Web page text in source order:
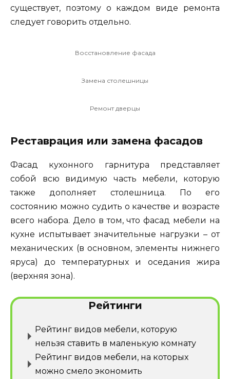
существует, поэтому о каждом виде ремонта
следует говорить отдельно.
Восстановление фасада
Замена столешницы
Ремонт дверцы
Реставрация или замена фасадов
Фасад кухонного гарнитура представляет
собой всю видимую часть мебели, которую
также дополняет столешница. По его
состоянию можно судить о качестве и возрасте
всего набора. Дело в том, что фасад мебели на
кухне испытывает значительные нагрузки – от
механических (в основном, элементы нижнего
яруса) до температурных и оседания жира
(верхняя зона).
Рейтинги
Рейтинг видов мебели, которую
нельзя ставить в маленькую комнату
Рейтинг видов мебели, на которых
можно смело экономить